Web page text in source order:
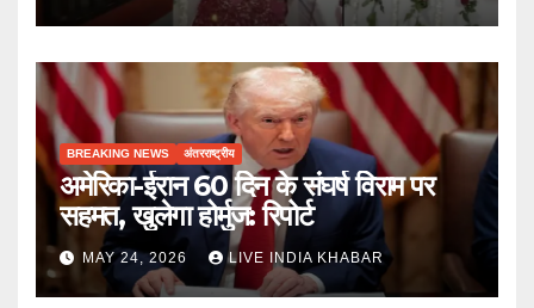
BREAKING NEWS अंतरराष्ट्रीय
अमेरिका-ईरान 60 दिन के संघर्ष विराम पर
सहमत, खुलेगा होर्मुज: रिपोर्ट
MAY 24, 2026 LIVE INDIA KHABAR